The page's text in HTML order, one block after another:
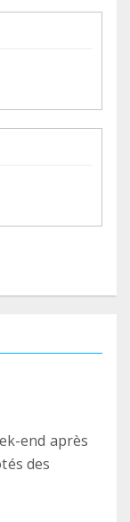
end après
des